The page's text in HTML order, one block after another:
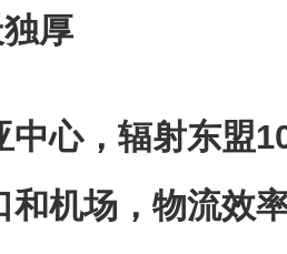
厚
中心，辐射东盟
和机场，物流效